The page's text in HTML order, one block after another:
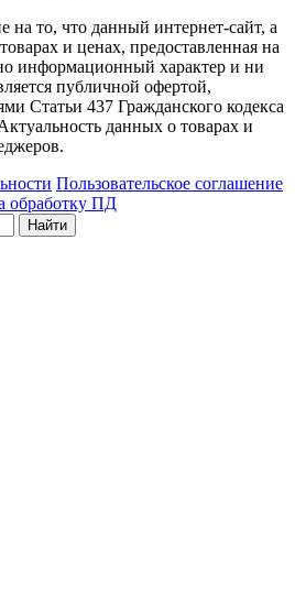
то, что данный интернет-сайт, а
и ценах, предоставленная на
информационный характер и ни
публичной офертой,
Статьи 437 Гражданского кодекса
данных о товарах и
Пользовательское соглашение
обработку ПД
Найти